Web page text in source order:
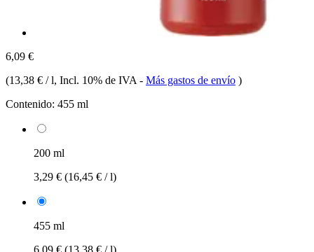
6,09 €
(13,38 € / l, Incl. 10% de IVA - Más gastos de envío )
Contenido: 455 ml
200 ml
3,29 € (16,45 € / l)
455 ml
6,09 € (13,38 € / l)